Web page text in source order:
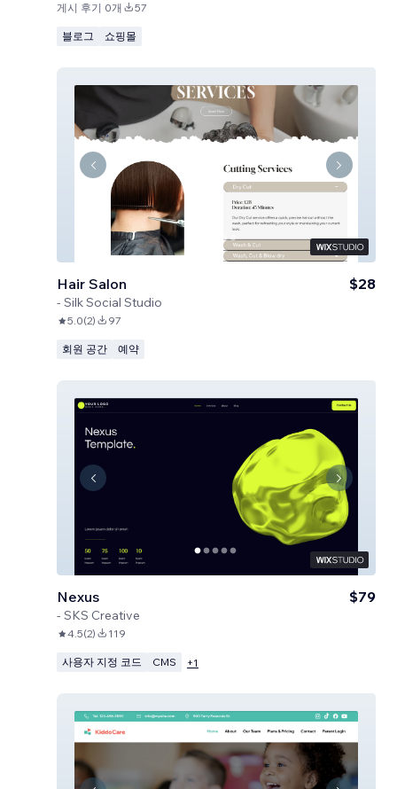
게시 후기 0개 57
블로그 쇼핑몰
Hair Salon
- Silk Social Studio
$28
5.0(2) 97
회원 공간 예약
Nexus
- SKS Creative
$79
4.5(2) 119
사용자 지정 코드 CMS +1